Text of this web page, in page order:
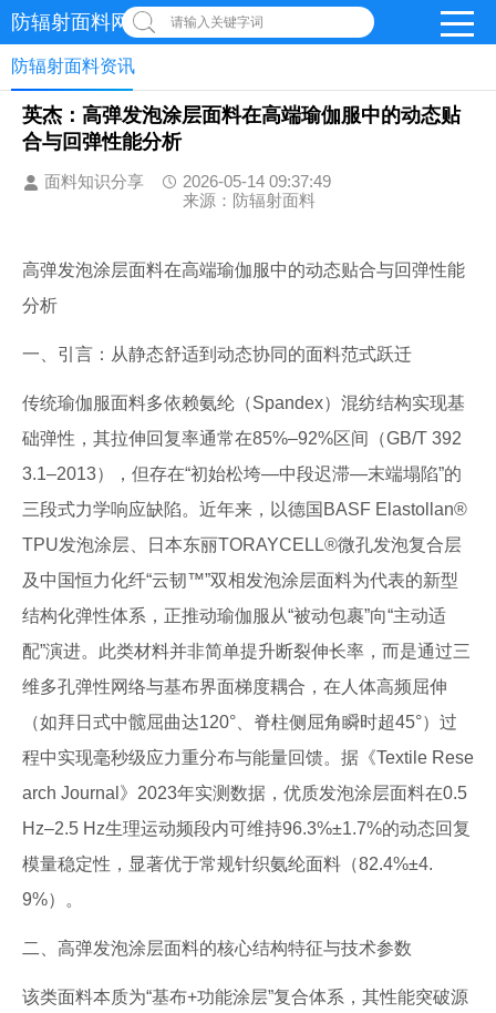
防辐射面料网 请输入关键字词
防辐射面料资讯
英杰：高弹发泡涂层面料在高端瑜伽服中的动态贴
合与回弹性能分析
面料知识分享
2026-05-14 09:37:49
来源：防辐射面料
高弹发泡涂层面料在高端瑜伽服中的动态贴合与回弹性能
分析
一、引言：从静态舒适到动态协同的面料范式跃迁
传统瑜伽服面料多依赖氨纶（Spandex）混纺结构实现基
础弹性，其拉伸回复率通常在85%–92%区间（GB/T 392
3.1–2013），但存在“初始松垮—中段迟滞—末端塌陷”的
三段式力学响应缺陷。近年来，以德国BASF Elastollan®
TPU发泡涂层、日本东丽TORAYCELL®微孔发泡复合层
及中国恒力化纤“云韧™”双相发泡涂层面料为代表的新型
结构化弹性体系，正推动瑜伽服从“被动包裹”向“主动适
配”演进。此类材料并非简单提升断裂伸长率，而是通过三
维多孔弹性网络与基布界面梯度耦合，在人体高频屈伸
（如拜日式中髋屈曲达120°、脊柱侧屈角瞬时超45°）过
程中实现毫秒级应力重分布与能量回馈。据《Textile Rese
arch Journal》2023年实测数据，优质发泡涂层面料在0.5
Hz–2.5 Hz生理运动频段内可维持96.3%±1.7%的动态回复
模量稳定性，显著优于常规针织氨纶面料（82.4%±4.
9%）。
二、高弹发泡涂层面料的核心结构特征与技术参数
该类面料本质为“基布+功能涂层”复合体系，其性能突破源